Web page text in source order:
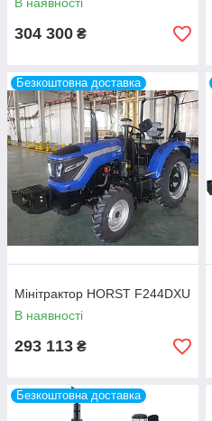
304 300 ₴
Безкоштовна доставка
Мінітрактор HORST F244DXU
В наявності
293 113 ₴
Безкоштовна доставка